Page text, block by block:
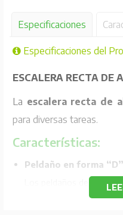
Especificaciones
Especificaciones del
ESCALERA RECTA DE
La escalera recta de
para diversas tareas.
Características:
Peldaño en forma “D”
Los peldaños de
estriados para